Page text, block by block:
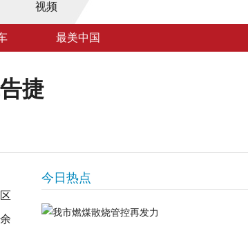
视频
最美中国
捷
今日热点